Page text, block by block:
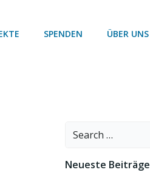
SPENDEN ÜBER UNS
Search
Neueste Beiträge